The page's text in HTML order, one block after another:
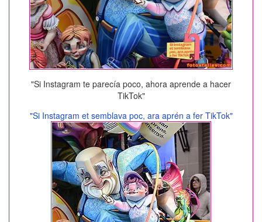
"Si Instagram te parecía poco, ahora aprende a hacer
TikTok"
"Si Instagram et semblava poc, ara aprén a fer TikTok"